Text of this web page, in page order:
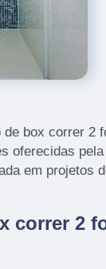
box correr 2
oferecidas
em projetos
correr 2